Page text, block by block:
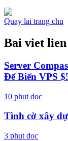
Quay lai trang chu
Bai viet lien
Server
Để Biến VPS
10 phut doc
Tình cờ xây
3 phut doc